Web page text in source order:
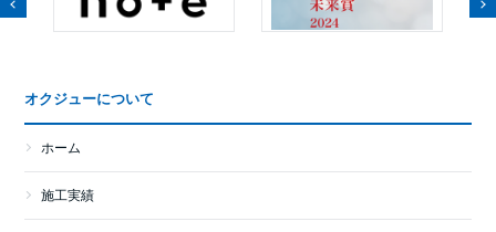
オクジューについて
ホーム
施工実績